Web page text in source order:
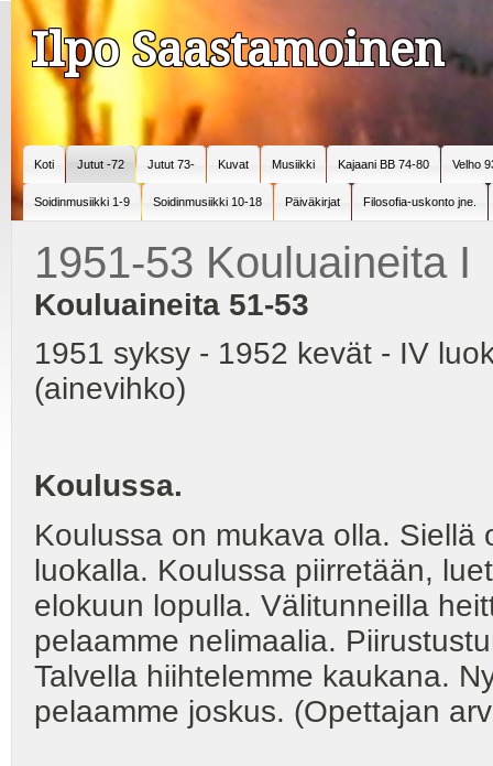
Ilpo Saastamoinen
Koti Jutut -72 Jutut 73- Kuvat Musiikki Kajaani BB 74-80 Velho
Soidinmusiikki 1-9 Soidinmusiikki 10-18 Päiväkirjat Filosofia-uskonto jne.
1951-53 Kouluaineita I
Kouluaineita 51-53
1951 syksy - 1952 kevät - IV
(ainevihko)
Koulussa.
Koulussa on mukava olla.
luokalla. Koulussa piirretään,
elokuun lopulla. Välitunneilla
pelaamme nelimaalia.
Talvella hiihtelemme kaukana.
pelaamme joskus. (Opettajan